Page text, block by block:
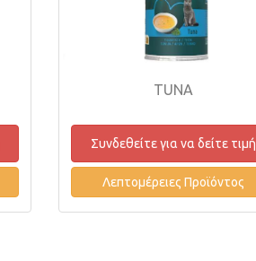
TUNA
Συνδεθείτε για να δείτε τιμή
Λεπτομέρειες Προϊόντος